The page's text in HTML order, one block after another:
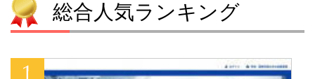
総合人気ランキング